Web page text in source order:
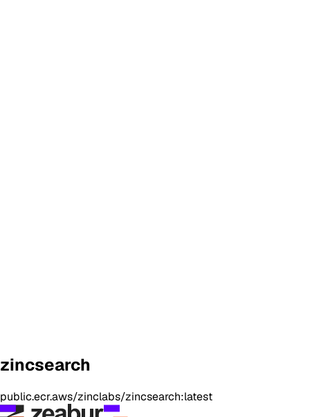
zincsearch
public.ecr.aws/zinclabs/zincsearch:latest